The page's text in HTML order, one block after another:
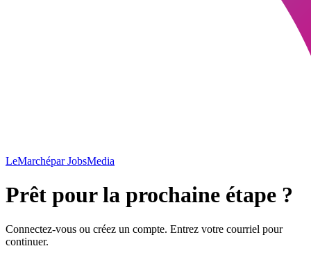
LeMarchépar JobsMedia
Prêt pour la prochaine étape ?
Connectez-vous ou créez un compte. Entrez votre courriel pour
continuer.